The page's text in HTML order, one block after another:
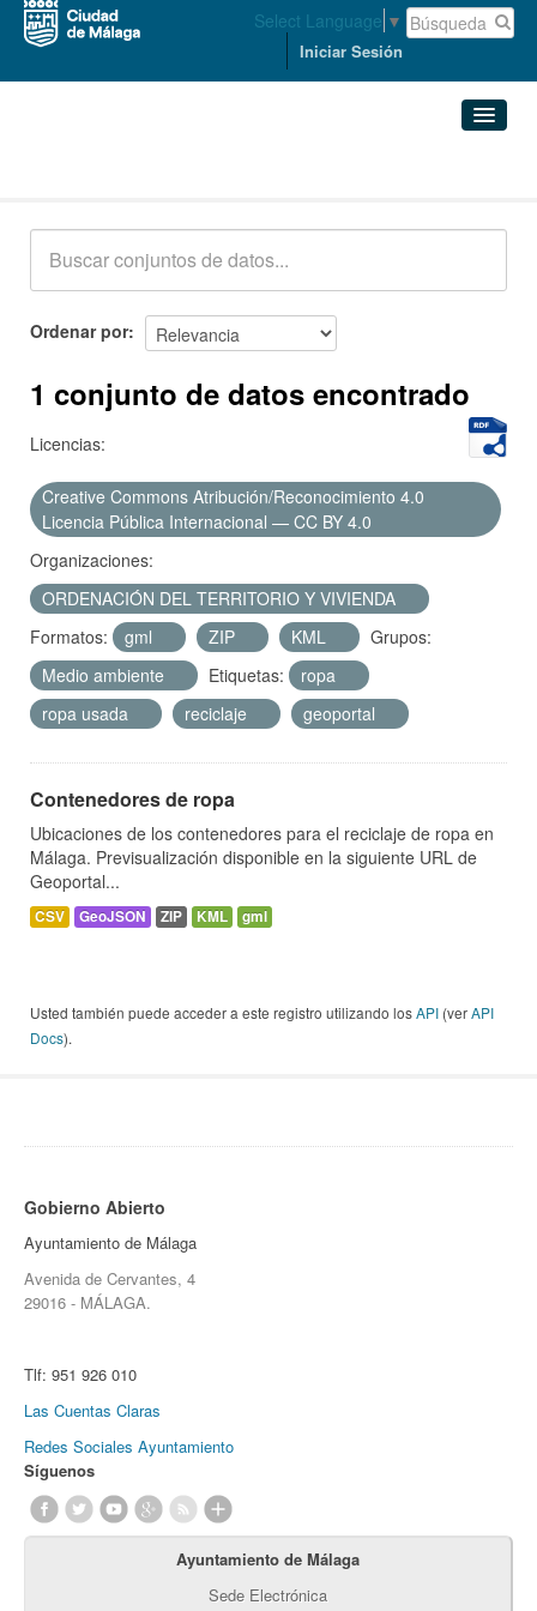
Select Language ▼
Iniciar Sesión
Acerca de
Ordenar por
1 conjunto de datos encontrado
Licencias:
Creative Commons Atribución/Reconocimiento 4.0
Licencia Pública Internacional — CC BY 4.0
Organizaciones:
ORDENACIÓN DEL TERRITORIO Y VIVIENDA
Formatos:
gml ZIP KML
Grupos:
Medio ambiente
Etiquetas:
ropa
ropa usada
reciclaje geoportal
Contenedores de ropa
Ubicaciones de los contenedores para el reciclaje de ropa en
Málaga. Previsualización disponible en la siguiente URL de
Geoportal...
CSV GeoJSON ZIP KML gml
Usted también puede acceder a este registro utilizando losAPI (verAPI
Docs).
Gobierno Abierto
Ayuntamiento de Málaga
Avenida de Cervantes, 4
29016 - MÁLAGA.
Tlf: 951 926 010
Las Cuentas Claras
Redes Sociales Ayuntamiento
Síguenos
Ayuntamiento de Málaga
Sede Electrónica